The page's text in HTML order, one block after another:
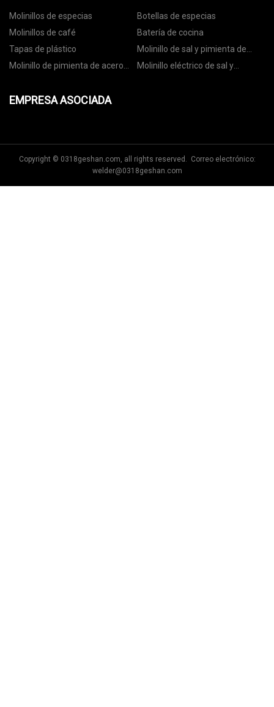
Molinillos de especias
Botellas de especias
Molinillos de café
Batería de cocina
Tapas de plástico
Molinillo de sal y pimienta de
cerámica
Molinillo de pimienta de acero
Molinillo eléctrico de sal y
EMPRESA ASOCIADA
Copyright © 0318geshan.com, all rights reserved. Correo electrónico:
welder@0318geshan.com